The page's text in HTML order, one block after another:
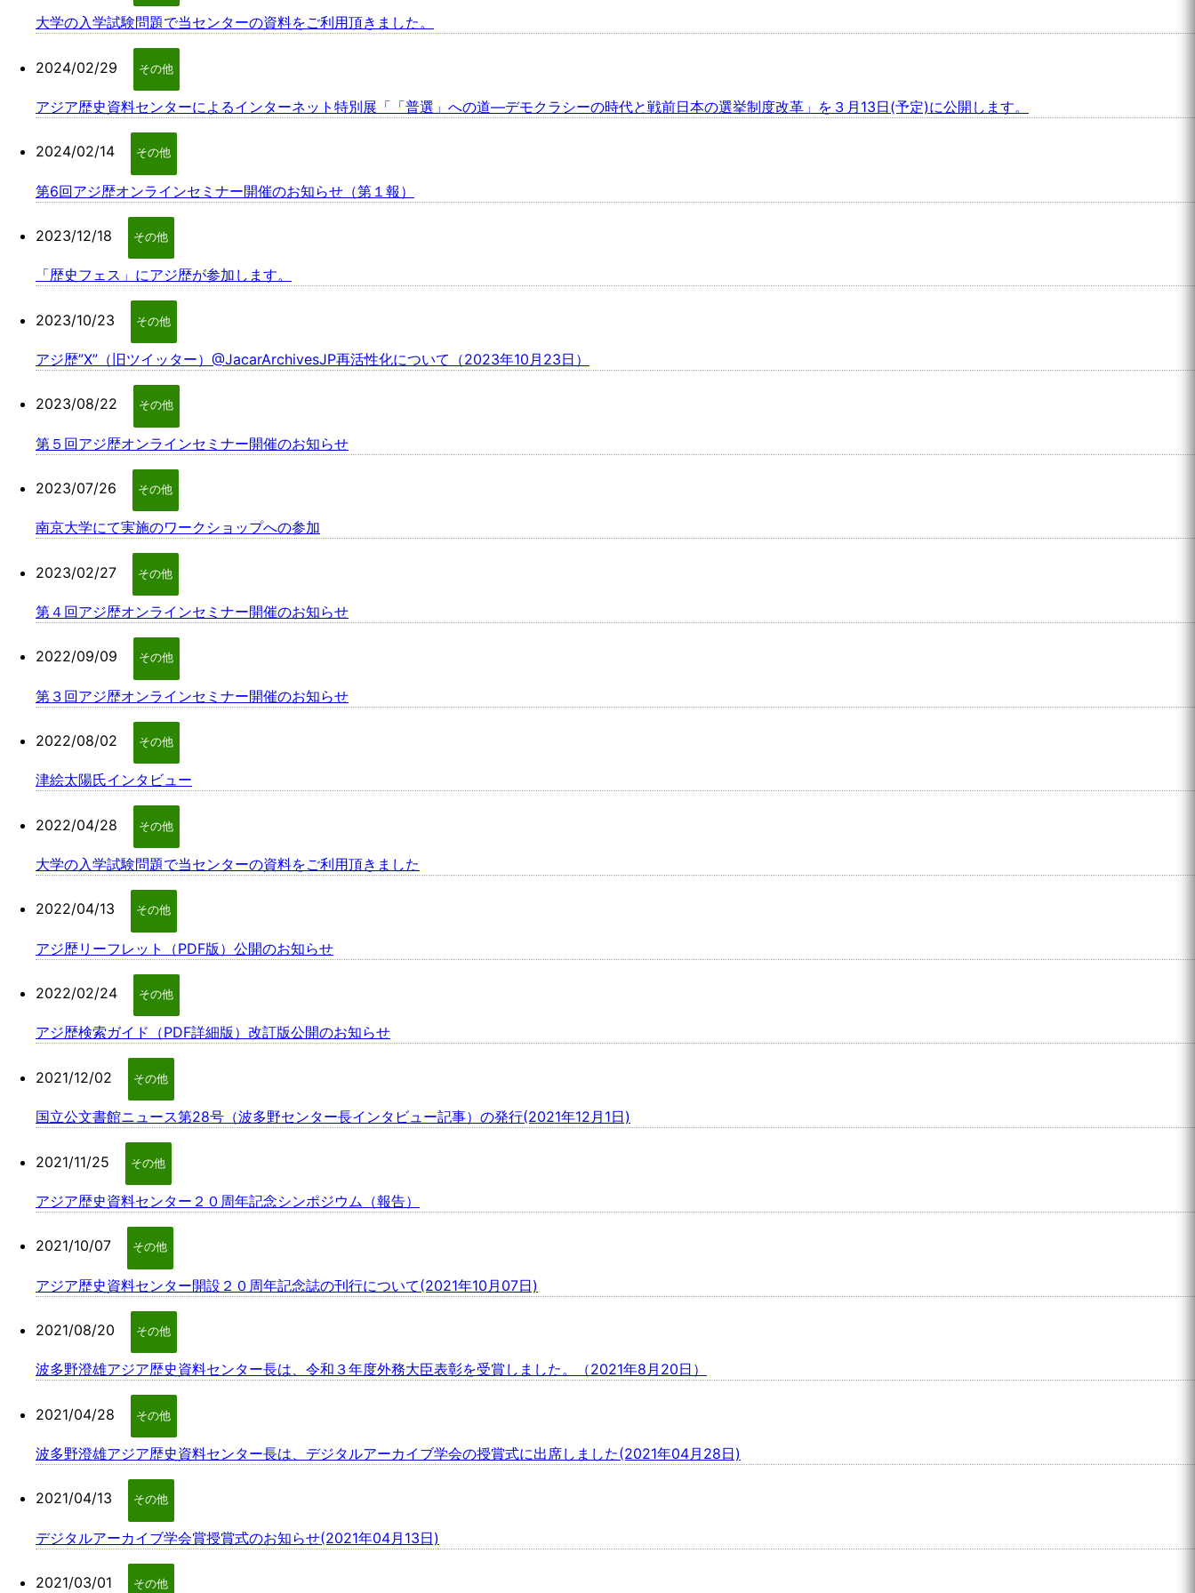
大学の入学試験問題で当センターの資料をご利用頂きました。
2024/02/29 その他
アジア歴史資料センターによるインターネット特別展「「普選」への道―デモクラシーの時代と戦前日本の選挙制度改革」を３月13日(予定)に公開します。
2024/02/14 その他
第6回アジ歴オンラインセミナー開催のお知らせ（第１報）
2023/12/18 その他
「歴史フェス」にアジ歴が参加します。
2023/10/23 その他
アジ歴”X”（旧ツイッター）@JacarArchivesJP再活性化について（2023年10月23日）
2023/08/22 その他
第５回アジ歴オンラインセミナー開催のお知らせ
2023/07/26 その他
南京大学にて実施のワークショップへの参加
2023/02/27 その他
第４回アジ歴オンラインセミナー開催のお知らせ
2022/09/09 その他
第３回アジ歴オンラインセミナー開催のお知らせ
2022/08/02 その他
津絵太陽氏インタビュー
2022/04/28 その他
大学の入学試験問題で当センターの資料をご利用頂きました
2022/04/13 その他
アジ歴リーフレット（PDF版）公開のお知らせ
2022/02/24 その他
アジ歴検索ガイド（PDF詳細版）改訂版公開のお知らせ
2021/12/02 その他
国立公文書館ニュース第28号（波多野センター長インタビュー記事）の発行(2021年12月1日)
2021/11/25 その他
アジア歴史資料センター２０周年記念シンポジウム（報告）
2021/10/07 その他
アジア歴史資料センター開設２０周年記念誌の刊行について(2021年10月07日)
2021/08/20 その他
波多野澄雄アジア歴史資料センター長は、令和３年度外務大臣表彰を受賞しました。（2021年8月20日）
2021/04/28 その他
波多野澄雄アジア歴史資料センター長は、デジタルアーカイブ学会の授賞式に出席しました(2021年04月28日)
2021/04/13 その他
デジタルアーカイブ学会賞授賞式のお知らせ(2021年04月13日)
2021/03/01 その他